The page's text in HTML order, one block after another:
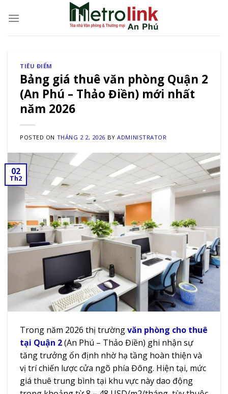
TIÊU ĐIỂM
Bảng giá thuê văn phòng Quận 2
(An Phú – Thảo Điền) mới nhất
năm 2026
POSTED ON THÁNG 2 2, 2026 BYADMINISTRATOR
02
Th2
Trong năm 2026 thị trườngvăn phòng cho thuê
tại Quận 2(An Phú – Thảo Điền) ghi nhận sự
tăng trưởng ổn định nhờ hạ tầng hoàn thiện và
vị trí chiến lược cửa ngõ phía Đông. Hiện tại, mức
giá thuê trung bình tại khu vực này dao động